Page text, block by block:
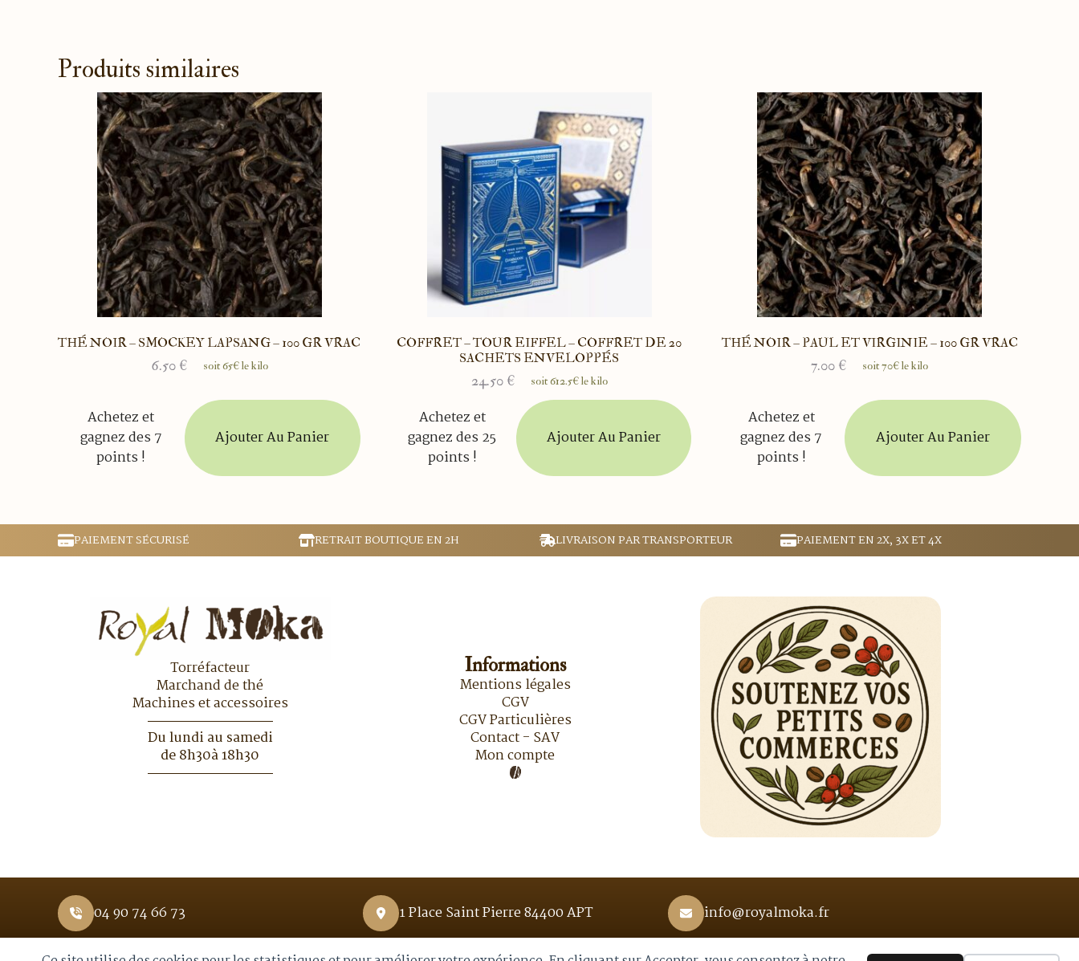
Produits similaires
THÉ NOIR – SMOCKEY LAPSANG – 100 GR VRAC
6.50 € soit 65€ le kilo
Achetez et
gagnez des 7
points !
Ajouter Au Panier
COFFRET – TOUR EIFFEL – COFFRET DE 20
SACHETS ENVELOPPÉS
24.50 € soit 612.5€ le kilo
Achetez et
gagnez des 25
points !
Ajouter Au Panier
THÉ NOIR – PAUL ET VIRGINIE – 100 GR VRAC
7.00 € soit 70€ le kilo
Achetez et
gagnez des 7
points !
Ajouter Au Panier
PAIEMENT SÉCURISÉ RETRAIT BOUTIQUE EN 2H LIVRAISON PAR TRANSPORTEUR PAIEMENT EN 2X, 3X ET 4X
Torréfacteur
Marchand de thé
Machines et accessoires
Du lundi au samedi
de 8h30à 18h30
Informations
Mentions légales
CGV
CGV Particulières
Contact - SAV
Mon compte
04 90 74 66 73 1 Place Saint Pierre 84400 APT info@royalmoka.fr